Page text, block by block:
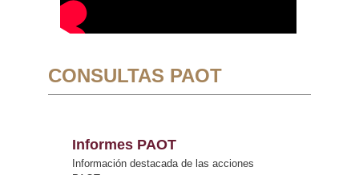
CONSULTAS PAOT
Informes PAOT
Información destacada de las acciones